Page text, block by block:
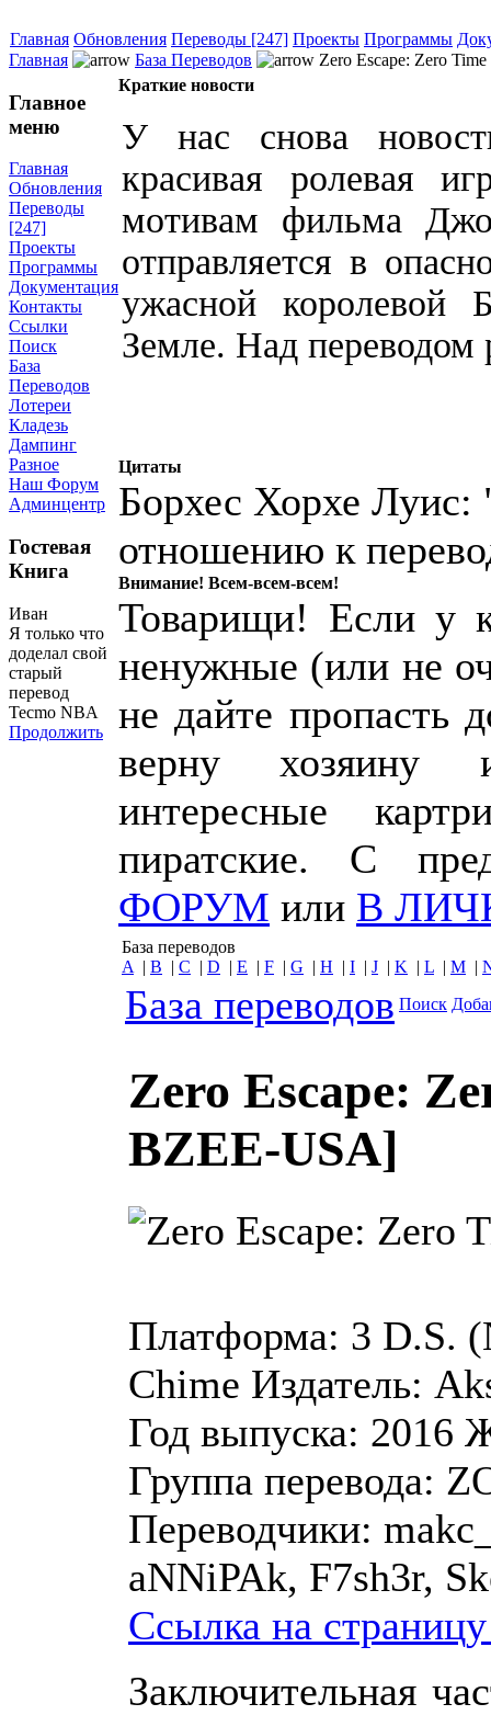
Главная Обновления Переводы [247] Проекты Программы
Главная
База Переводов Zero Escape: Zero
Главное
меню
Главная
Обновления
Переводы
[247]
Проекты
Программы
Документация
Контакты
Ссылки
Поиск
База
Переводов
Лотереи
Кладезь
Дампинг
Разное
Наш Форум
Админцентр
Гостевая
Книга
Иван
Я только что
доделал свой
старый
перевод
Tecmo NBA
Продолжить
Краткие новости
У нас снова
красивая ролевая
мотивам фильма
отправляется в
ужасной королевой
Земле. Над переводом
Цитаты
Борхес Хорхе Луис:
отношению к
Внимание! Всем-всем-всем!
Товарищи! Если у
ненужные (или не
не дайте пропасть
верну хозяину
интересные
пиратские. С
ФОРУМ или В
База переводов
A | B | C | D | E | F | G | H | I | J | K | L | M |
База переводов Поиск
Zero Escape:
BZEE-USA]
Платформа: 3 D.S.
Chime Издатель:
Год выпуска: 2016
Группа перевода:
Переводчики:
aNNiPAk, F7sh3r,
Ссылка на
Заключительная